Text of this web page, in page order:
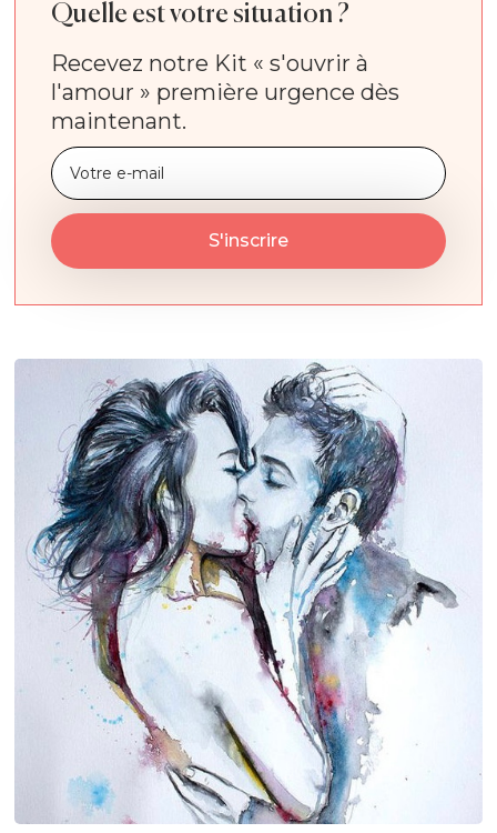
Quelle est votre situation ?
Recevez notre Kit « s'ouvrir à
l'amour » première urgence dès
maintenant.